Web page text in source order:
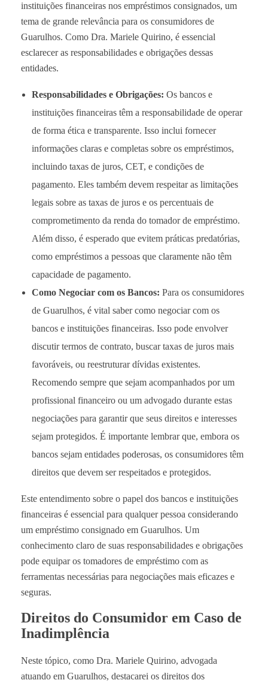
instituições financeiras nos empréstimos consignados, um
tema de grande relevância para os consumidores de
Guarulhos. Como Dra. Mariele Quirino, é essencial
esclarecer as responsabilidades e obrigações dessas
entidades.
Responsabilidades e Obrigações: Os bancos e
instituições financeiras têm a responsabilidade de operar
de forma ética e transparente. Isso inclui fornecer
informações claras e completas sobre os empréstimos,
incluindo taxas de juros, CET, e condições de
pagamento. Eles também devem respeitar as limitações
legais sobre as taxas de juros e os percentuais de
comprometimento da renda do tomador de empréstimo.
Além disso, é esperado que evitem práticas predatórias,
como empréstimos a pessoas que claramente não têm
capacidade de pagamento.
Como Negociar com os Bancos: Para os consumidores
de Guarulhos, é vital saber como negociar com os
bancos e instituições financeiras. Isso pode envolver
discutir termos de contrato, buscar taxas de juros mais
favoráveis, ou reestruturar dívidas existentes.
Recomendo sempre que sejam acompanhados por um
profissional financeiro ou um advogado durante estas
negociações para garantir que seus direitos e interesses
sejam protegidos. É importante lembrar que, embora os
bancos sejam entidades poderosas, os consumidores têm
direitos que devem ser respeitados e protegidos.
Este entendimento sobre o papel dos bancos e instituições
financeiras é essencial para qualquer pessoa considerando
um empréstimo consignado em Guarulhos. Um
conhecimento claro de suas responsabilidades e obrigações
pode equipar os tomadores de empréstimo com as
ferramentas necessárias para negociações mais eficazes e
seguras.
Direitos do Consumidor em Caso de
Inadimplência
Neste tópico, como Dra. Mariele Quirino, advogada
atuando em Guarulhos, destacarei os direitos dos